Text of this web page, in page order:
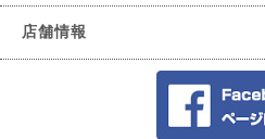
店舗情報